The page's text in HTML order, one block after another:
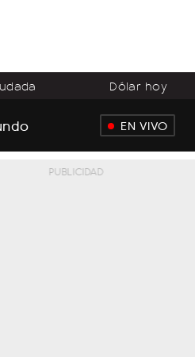
Dólar hoy
EN VIVO